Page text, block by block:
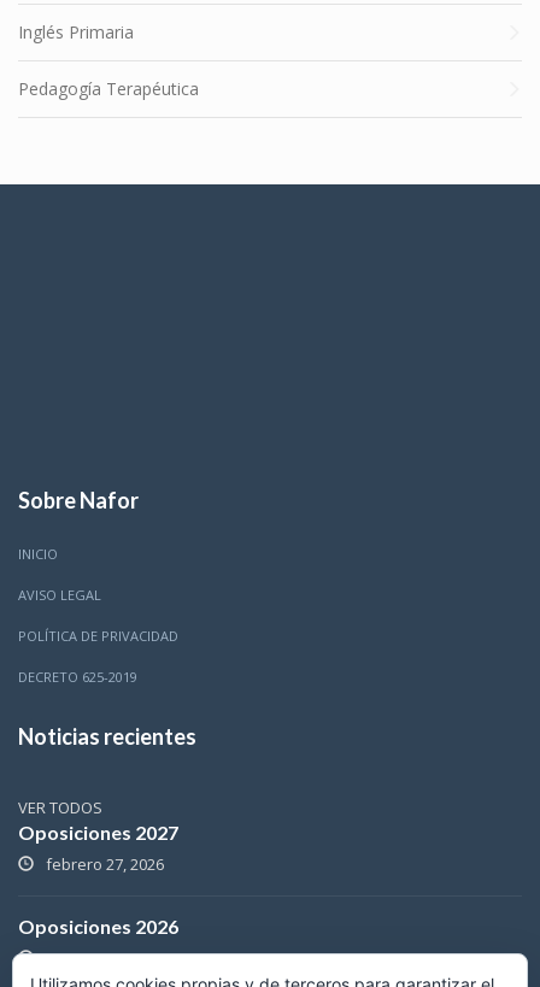
Inglés Primaria
Pedagogía Terapéutica
Sobre Nafor
INICIO
AVISO LEGAL
POLÍTICA DE PRIVACIDAD
DECRETO 625-2019
Noticias recientes
VER TODOS
Oposiciones 2027
febrero 27, 2026
Oposiciones 2026
mayo 3, 2025